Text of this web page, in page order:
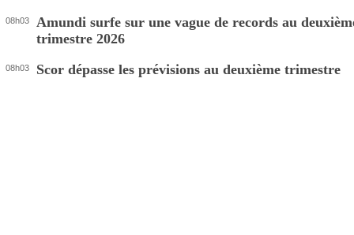
08h03
Amundi surfe sur une vague de records au
trimestre 2026
08h03 Scor dépasse les prévisions au deuxième trimestre